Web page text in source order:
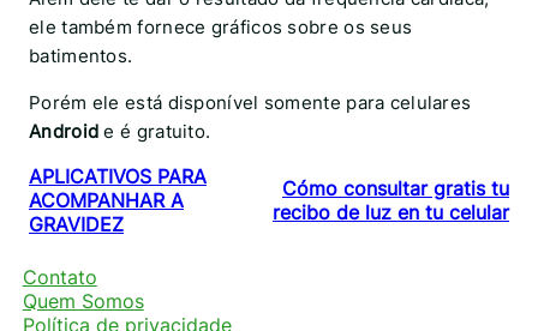
ele também fornece gráficos sobre os seus
batimentos.
Porém ele está disponível somente para celulares
Androide é gratuito.
APLICATIVOS PARA
ACOMPANHAR A
GRAVIDEZ
Cómo consultar gratis tu
recibo de luz en tu celular
Contato
Quem Somos
Política de privacidade